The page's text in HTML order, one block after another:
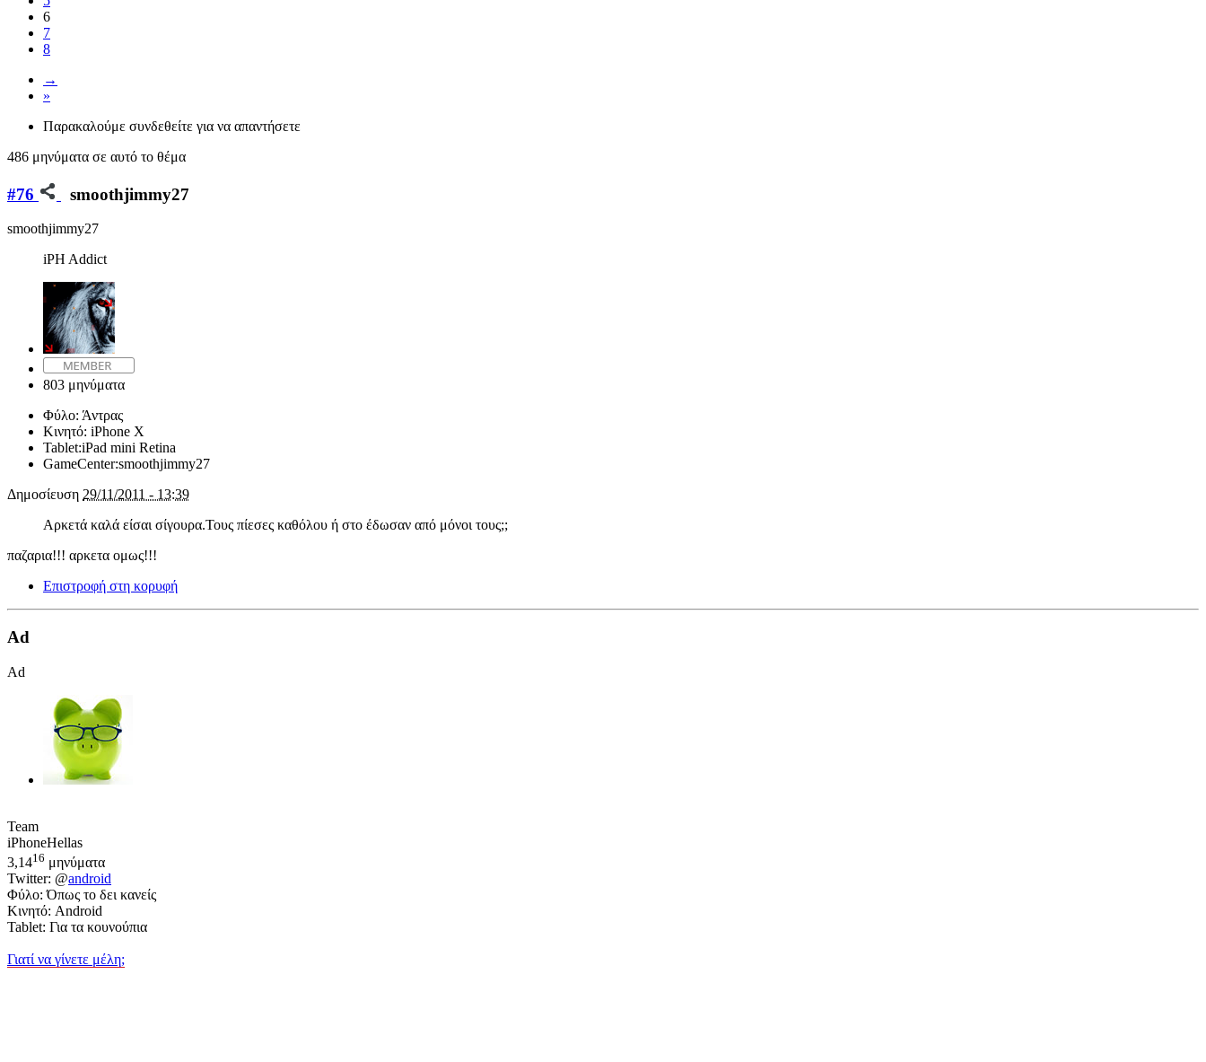
6
7
8
→
»
Παρακαλούμε συνδεθείτε για να απαντήσετε
486 μηνύματα σε αυτό το θέμα
#76 smoothjimmy27
smoothjimmy27
iPH Addict
803 μηνύματα
Φύλο: Άντρας
Κινητό: iPhone X
Tablet:iPad mini Retina
GameCenter:smoothjimmy27
Δημοσίευση 29/11/2011 - 13:39
Αρκετά καλά είσαι σίγουρα.Τους πίεσες καθόλου ή στο έδωσαν από μόνοι τους;;
παζαρια!!! αρκετα ομως!!!
Επιστροφή στη κορυφή
Ad
Ad
Team
iPhoneHellas
3,1416 μηνύματα
Twitter: @android
Φύλο: Όπως το δει κανείς
Κινητό: Android
Tablet: Για τα κουνούπια
Γιατί να γίνετε μέλη;